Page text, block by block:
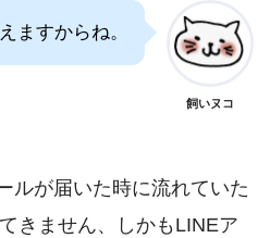
ますからね。
飼いヌコ
ルが届いた時に流れていた
きません、しかもLINEア